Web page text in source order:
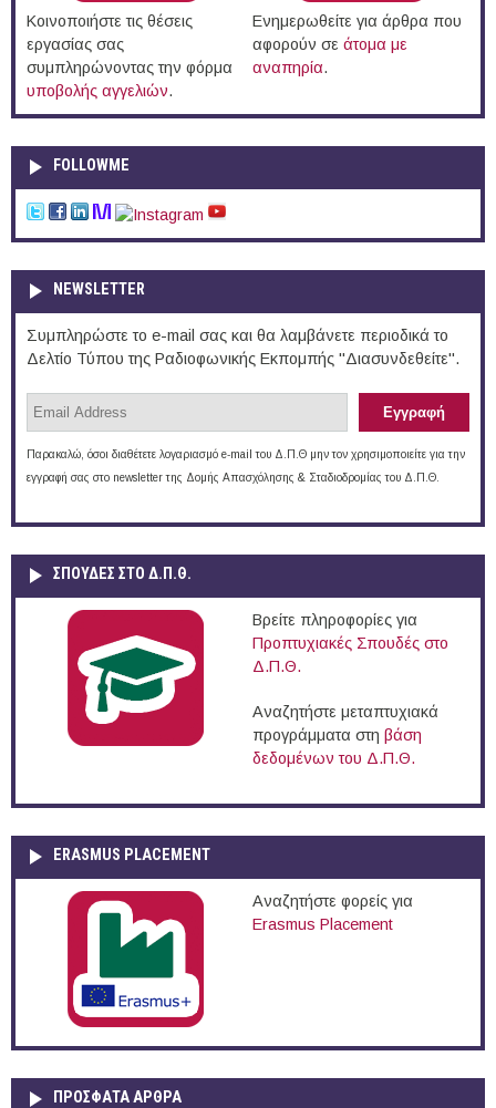
Κοινοποιήστε τις θέσεις
εργασίας σας
συμπληρώνοντας την φόρμα
υποβολής αγγελιών.
Ενημερωθείτε για άρθρα που
αφορούν σε άτομα με
αναπηρία.
FOLLOWME
NEWSLETTER
Συμπληρώστε το e-mail σας και θα λαμβάνετε περιοδικά το
Δελτίο Τύπου της Ραδιοφωνικής Εκπομπής "Διασυνδεθείτε".
Παρακαλώ, όσοι διαθέτετε λογαριασμό e-mail του Δ.Π.Θ μην τον χρησιμοποιείτε για την
εγγραφή σας στο newsletter της Δομής Απασχόλησης & Σταδιοδρομίας του Δ.Π.Θ.
ΣΠΟΥΔΈΣ ΣΤΟ Δ.Π.Θ.
Βρείτε πληροφορίες για
Προπτυχιακές Σπουδές στο
Δ.Π.Θ.
Αναζητήστε μεταπτυχιακά
προγράμματα στη βάση
δεδομένων του Δ.Π.Θ.
ERASMUS PLACEMENT
Αναζητήστε φορείς για
Erasmus Placement
ΠΡOΣΦΑΤΑ AΡΘΡΑ